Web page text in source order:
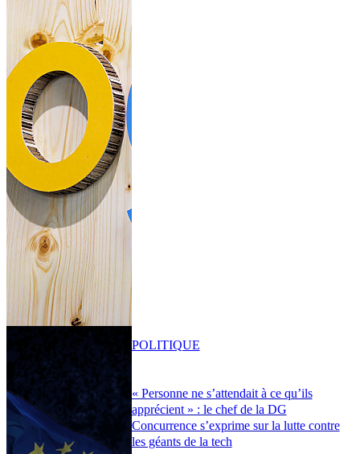
« Personne ne s’attendait à ce qu’ils
apprécient » : le chef de la DG
Concurrence s’exprime sur la lutte contre
les géants de la tech
POLITIQUE